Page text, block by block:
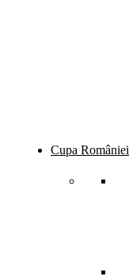
Cupa României